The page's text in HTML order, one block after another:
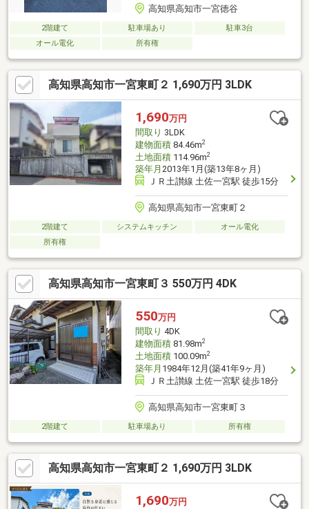
高知県高知市一宮徳谷
2階建て 駐車場あり
駐車3台
オール電化
所有権
高知県高知市一宮東町２ 1,690万円 3LDK
1,690万円
間取り 3LDK
建物面積84.46m2
土地面積114.96m2
築年月 2013年1月(築13年8ヶ月)
ＪＲ土讃線 土佐一宮駅 徒歩15分
高知県高知市一宮東町２
2階建て システムキッチン
オール電化
所有権
高知県高知市一宮東町３ 550万円 4DK
550万円
間取り 4DK
建物面積81.98m2
土地面積100.09m2
築年月 1984年12月(築41年9ヶ月)
ＪＲ土讃線 土佐一宮駅 徒歩18分
高知県高知市一宮東町３
2階建て 駐車場あり 所有権
高知県高知市一宮東町２ 1,690万円 3LDK
1,690万円